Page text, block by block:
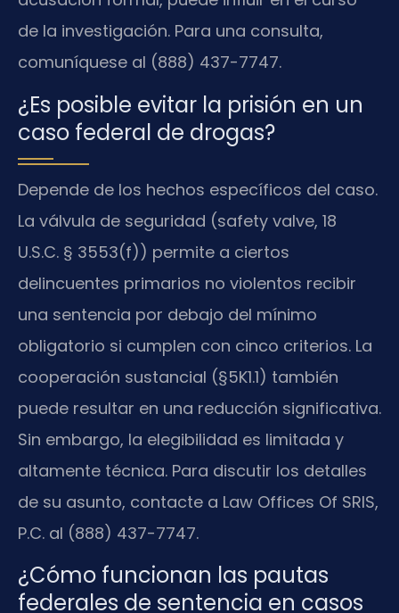
de la investigación. Para una consulta,
comuníquese al (888) 437-7747.
¿Es posible evitar la prisión en un
caso federal de drogas?
Depende de los hechos específicos del caso.
La válvula de seguridad (safety valve, 18
U.S.C. § 3553(f)) permite a ciertos
delincuentes primarios no violentos recibir
una sentencia por debajo del mínimo
obligatorio si cumplen con cinco criterios. La
cooperación sustancial (§5K1.1) también
puede resultar en una reducción significativa.
Sin embargo, la elegibilidad es limitada y
altamente técnica. Para discutir los detalles
de su asunto, contacte a Law Offices Of SRIS,
P.C. al (888) 437-7747.
¿Cómo funcionan las pautas
federales de sentencia en casos